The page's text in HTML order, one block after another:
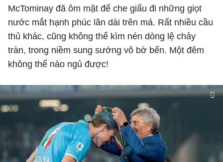
McTominay đã ôm mặt để che giấu đi những giọt
nước mắt hạnh phúc lăn dài trên má. Rất nhiều cầu
thủ khác, cũng không thể kìm nén dòng lệ chảy
tràn, trong niềm sung sướng vô bờ bến. Một đêm
không thể nào ngủ được!